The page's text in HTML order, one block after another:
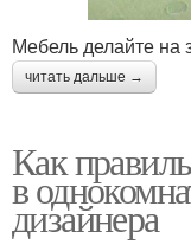
Мебель делайте на
читать дальше →
Как
в
дизайнера